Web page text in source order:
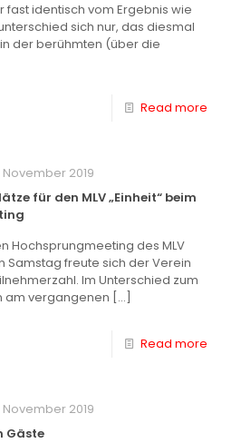
fast identisch vom Ergebnis wie
sich nur, das diesmal
der berühmten (über die
Read more
November 2019
für den MLV „Einheit“ beim
Hochsprungmeeting des MLV
Samstag freute sich der Verein
Im Unterschied zum
am vergangenen […]
Read more
November 2019
Gäste